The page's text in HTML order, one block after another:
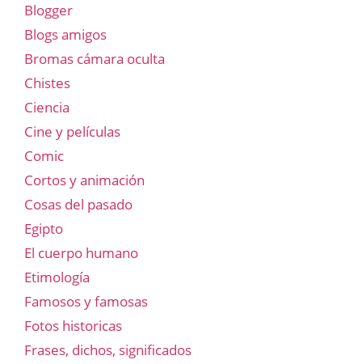
Blogger
Blogs amigos
Bromas cámara oculta
Chistes
Ciencia
Cine y películas
Comic
Cortos y animación
Cosas del pasado
Egipto
El cuerpo humano
Etimología
Famosos y famosas
Fotos historicas
Frases, dichos, significados